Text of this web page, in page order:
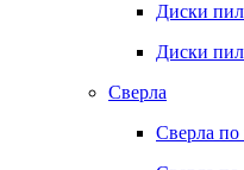
Диски
Диски
Сверла
Сверла по